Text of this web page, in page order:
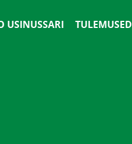
USINUSSARI TULEMUSED